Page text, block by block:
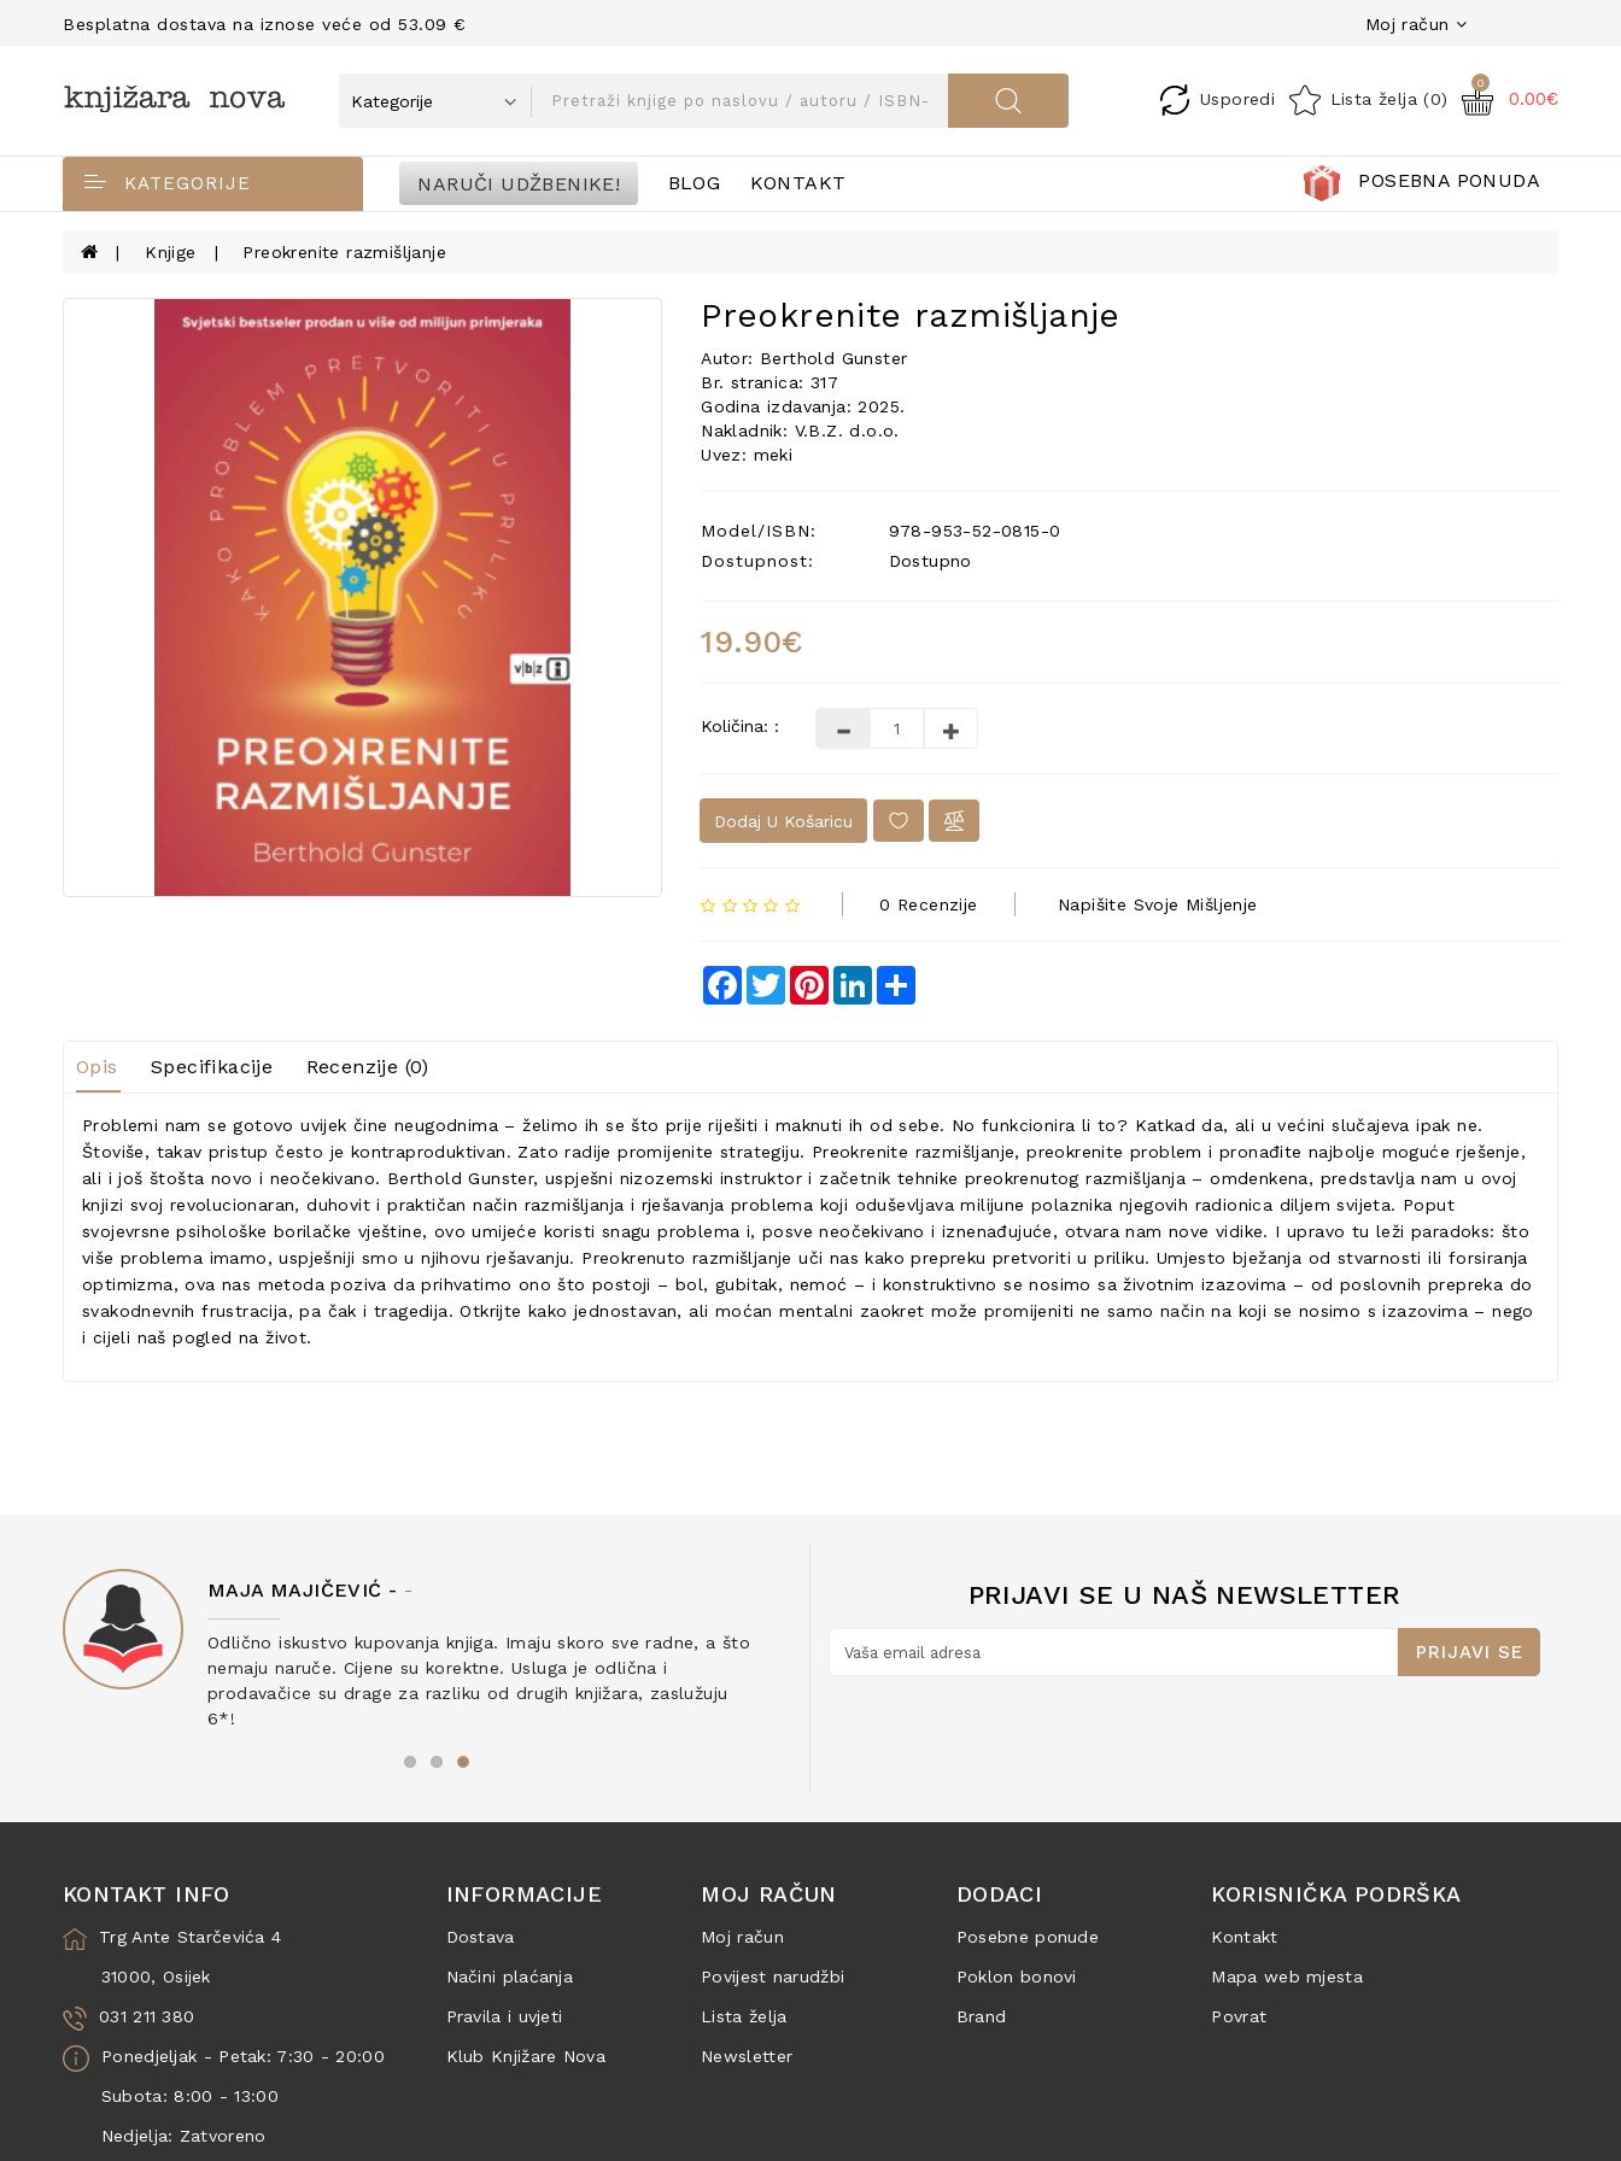
Besplatna dostava na iznose veće od 53.09 € Moj račun
Usporedi Lista želja (0)
0
0.00€
KATEGORIJE NARUČI UDŽBENIKE! BLOG KONTAKT POSEBNA PONUDA
Knjige Preokrenite razmišljanje
Preokrenite razmišljanje
Autor: Berthold Gunster
Br. stranica: 317
Godina izdavanja: 2025.
Nakladnik: V.B.Z. d.o.o.
Uvez: meki
Model/ISBN:
978-953-52-0815-0
Dostupnost:
Dostupno
19.90€
Količina: :
Dodaj U Košaricu
0 Recenzije Napišite Svoje Mišljenje
Facebook
TwitterPinterestLinkedIn
Opis Specifikacije Recenzije (0)
Problemi nam se gotovo uvijek čine neugodnima – želimo ih se što prije riješiti i maknuti ih od sebe. No funkcionira li to? Katkad da, ali u većini slučajeva ipak ne.
Štoviše, takav pristup često je kontraproduktivan. Zato radije promijenite strategiju. Preokrenite razmišljanje, preokrenite problem i pronađite najbolje moguće rješenje,
ali i još štošta novo i neočekivano. Berthold Gunster, uspješni nizozemski instruktor i začetnik tehnike preokrenutog razmišljanja – omdenkena, predstavlja nam u ovoj
knjizi svoj revolucionaran, duhovit i praktičan način razmišljanja i rješavanja problema koji oduševljava milijune polaznika njegovih radionica diljem svijeta. Poput
svojevrsne psihološke borilačke vještine, ovo umijeće koristi snagu problema i, posve neočekivano i iznenađujuće, otvara nam nove vidike. I upravo tu leži paradoks: što
više problema imamo, uspješniji smo u njihovu rješavanju. Preokrenuto razmišljanje uči nas kako prepreku pretvoriti u priliku. Umjesto bježanja od stvarnosti ili forsiranja
optimizma, ova nas metoda poziva da prihvatimo ono što postoji – bol, gubitak, nemoć – i konstruktivno se nosimo sa životnim izazovima – od poslovnih prepreka do
svakodnevnih frustracija, pa čak i tragedija. Otkrijte kako jednostavan, ali moćan mentalni zaokret može promijeniti ne samo način na koji se nosimo s izazovima – nego
i cijeli naš pogled na život.
MAJA MAJIČEVIĆ - -
Odlično iskustvo kupovanja knjiga. Imaju skoro sve radne, a što
nemaju naruče. Cijene su korektne. Usluga je odlična i
prodavačice su drage za razliku od drugih knjižara, zaslužuju
6*!
PRIJAVI SE U NAŠ NEWSLETTER
PRIJAVI SE
KONTAKT INFO
Trg Ante Starčevića 4
31000, Osijek
031 211 380
Ponedjeljak - Petak: 7:30 - 20:00
Subota: 8:00 - 13:00
Nedjelja: Zatvoreno
INFORMACIJE
Dostava
Načini plaćanja
Pravila i uvjeti
Klub Knjižare Nova
MOJ RAČUN
Moj račun
Povijest narudžbi
Lista želja
Newsletter
DODACI
Posebne ponude
Poklon bonovi
Brand
KORISNIČKA PODRŠKA
Kontakt
Mapa web mjesta
Povrat